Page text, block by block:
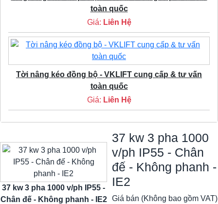
toàn quốc
Giá: Liên Hệ
Tời nâng kéo đồng bộ - VKLIFT cung cấp & tư vấn
toàn quốc
Giá: Liên Hệ
37 kw 3 pha 1000 v/ph IP55 -
Chân đế - Không phanh - IE2
37 kw 3 pha 1000
v/ph IP55 - Chân
đế - Không phanh -
IE2
Giá bán (Không bao gồm VAT)